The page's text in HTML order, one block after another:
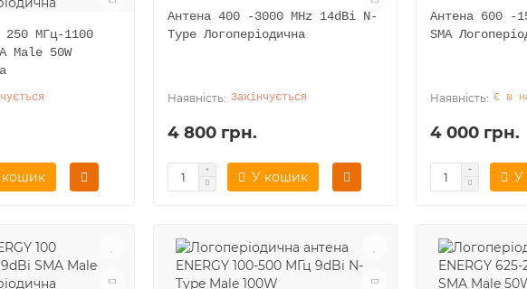
250 МГц-1100
Male 50W
Антена 400 -3000 MHz 14dBi N-
Type Логоперіодична
Закінчується
4 800 грн.
У кошик
Антена 600 -
SMA
Є в
4 000 грн.
У